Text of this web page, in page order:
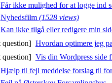
Får ikke mulighed for at logge ind
Nyhedsfilm (1528 views)
Kan ikke tilgå eller redigere min
Hvordan optimere jeg
Vis din Wordpress side
Hjælp til fejl meddelse forslag til